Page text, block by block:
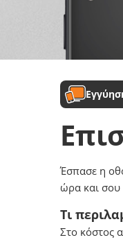
Έσπασε η
ώρα και σου
Τι
Στο κόστος